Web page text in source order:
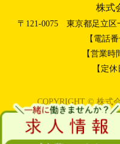
株式
〒121-0075 東京都足立区
【電話
【営業時
【定
COPYRIGHT © 株式